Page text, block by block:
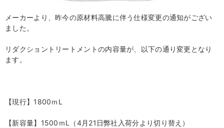
メーカーより、昨今の原材料高騰に伴う仕様変更の通知がござい
ました。
リダクショントリートメントの内容量が、以下の通り変更となり
ます。
【現行】1800ｍL
【新容量】1500ｍL（4月21日弊社入荷分より切り替え）